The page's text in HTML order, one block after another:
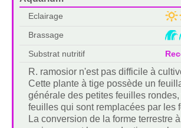
Eclairage
Brassage
Substrat nutritif
R. ramosior n'est pas difficile à
Cette plante à tige possède un
générale des petites feuilles
feuilles qui sont remplacées par les
La conversion de la forme terrestre